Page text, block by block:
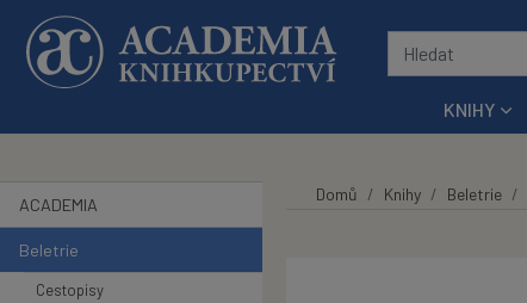
Přeskočit na hlavní obsah
KNIHY
ACADEMIA
Beletrie
Cestopisy
Domů Knihy Beletrie